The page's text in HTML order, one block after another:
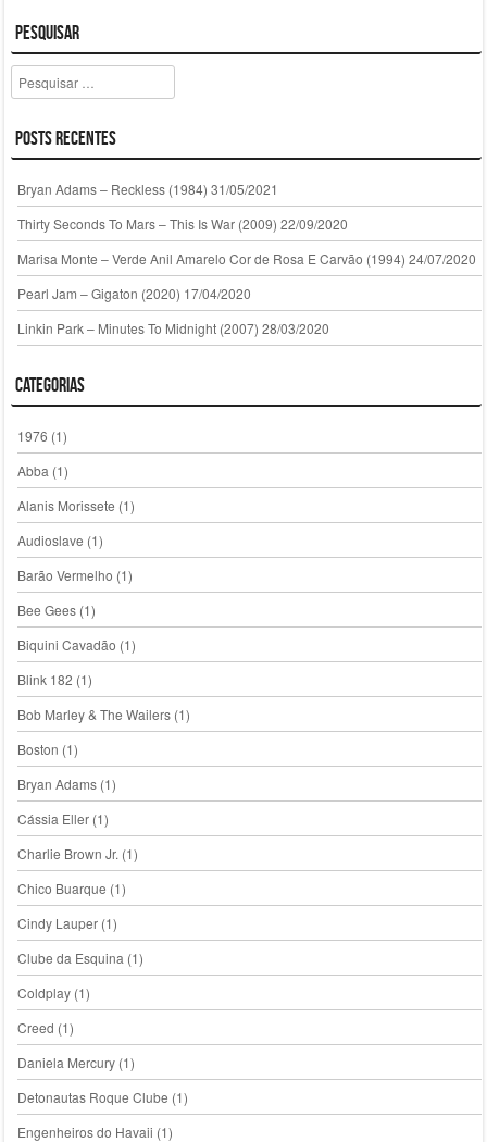
Pesquisar
Pesquisar
Posts Recentes
Bryan Adams – Reckless (1984) 31/05/2021
Thirty Seconds To Mars – This Is War (2009) 22/09/2020
Marisa Monte – Verde Anil Amarelo Cor de Rosa E Carvão (1994) 24/07/2020
Pearl Jam – Gigaton (2020) 17/04/2020
Linkin Park – Minutes To Midnight (2007) 28/03/2020
Categorias
1976 (1)
Abba (1)
Alanis Morissete (1)
Audioslave (1)
Barão Vermelho (1)
Bee Gees(1)
Biquini Cavadão (1)
Blink 182 (1)
Bob Marley & The Wailers(1)
Boston (1)
Bryan Adams(1)
Cássia Eller(1)
Charlie Brown Jr. (1)
Chico Buarque (1)
Cindy Lauper(1)
Clube da Esquina (1)
Coldplay(1)
Creed (1)
Daniela Mercury(1)
Detonautas Roque Clube (1)
Engenheiros do Havaii (1)